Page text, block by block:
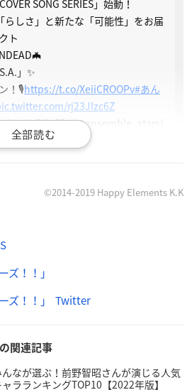
SONG SERIES」始動！
しさ」と新たな「可能性」をお届
ト
」✨
！🎙https://t.co/XeiiCROOPv#あん
rj23JIzc6Z
！！【公式】 (@ensemble_stars)
©2014-2019 Happy Elements K.K
ズ！！」
ズ！！」 Twitter
関連記事
んなが選ぶ！前野智昭さんが演じる人気
ャラランキングTOP10【2022年版】